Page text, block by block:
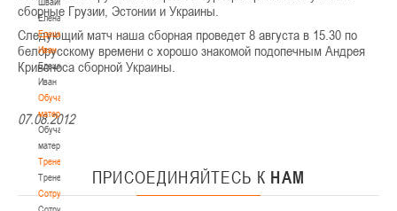
Елена
Едешко
Иван
Едешко
Иван
Обучающие
материалы
Обучающие
материалы
Тренерам
Тренерам
Сотрудничество
Сотрудничество
сборные Грузии, Эстонии и Украины.
Следующий матч наша сборная проведет 8 августа в 15.30 по
белорусскому времени с хорошо знакомой подопечным Андрея
Кривоноса сборной Украины.
07.08.2012
ПРИСОЕДИНЯЙТЕСЬ К НАМ